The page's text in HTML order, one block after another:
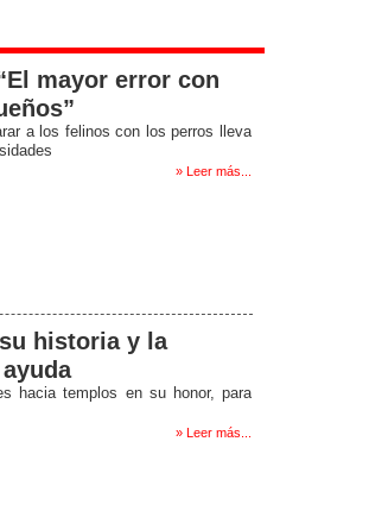
mayor error con
a los felinos con los perros lleva
» Leer más...
historia y la
hacia templos en su honor, para
» Leer más...